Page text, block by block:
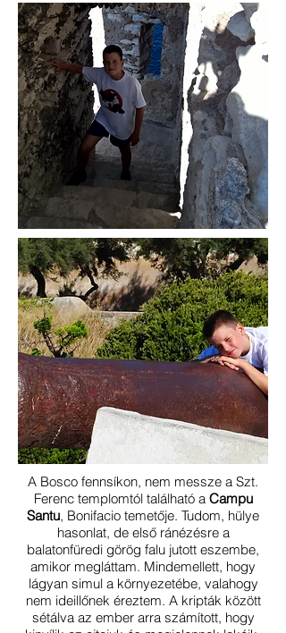
A Bosco fennsíkon, nem messze a Szt.
Ferenc templomtól található a Campu
Santu, Bonifacio temetője. Tudom, hülye
hasonlat, de első ránézésre a
balatonfüredi görög falu jutott eszembe,
amikor megláttam. Mindemellett, hogy
lágyan simul a környezetébe, valahogy
nem ideillőnek éreztem. A kripták között
sétálva az ember arra számított, hogy